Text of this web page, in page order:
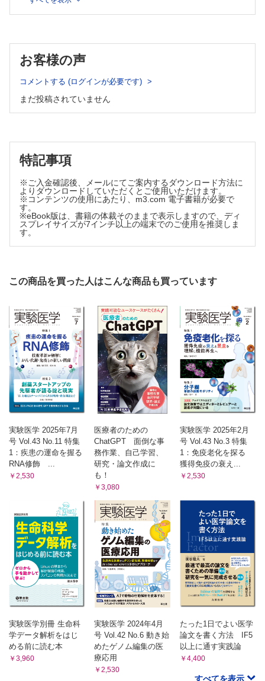
希少疾患の診断に総力戦で取り組む［藤原豊史，土肥栄祐］
ラボレポート―独立編―
MOOCsで世界中の大学にオンライン留学しよう！［辰本彩香，吉田希
生］
バイオでパズる！
腸内細菌とがん免疫応答―がん免疫療法の有効性を高める一つ
の鍵
News & Hot Paper Digest
変幻自在！量体数を変えて異なる機能を生み出すイオンチャ
ネル［入江克雅］
腫瘍組織内好中球の免疫代謝リワイヤリングとがん免疫［神
﨑 展］
カレントトピックス
ウイルス防御機構を利用したがんの進化と薬剤耐性化［磯崎
タンパク質の複合体形成を監視する新たな品質管理経路の発
見［八木田悠一，Ramanujan S. Hegde］
ピロリ菌感染が引き起こす胃上皮幹細胞ニッチにおける平面
内細胞極性の脱制御［金光昌史］
［熊坂夏彦］
百合，片桐康博］
アカデミアの限界を超えて創薬・診断法開発に挑む！［渡
辺 亮］
実践ImageJ 型で学ぶ生物画像解析
型の実践❶ 核膜に移行するタンパク質の動態を測定する
③［三浦耕太］
最終回 サイレントエラーをなくす実験のコツ
人間関係の大切さ［板倉英祐］
Conference & Workshop “参加しました”
希少疾患の診断に総力戦で取り組む［藤原豊史，土肥栄祐］
オクラホマで研究室を立ち上げる―Department of Cell
Biology, University of Oklahoma Health Sciences
Center［蟹江共春］
Opinion-研究の現場から
MOOCsで世界中の大学にオンライン留学しよう！［辰本彩
バイオでパズる！
キーボードを復元せよ［山田力志］
お客様の声
コメントする (ログインが必要です)
まだ投稿されていません
特記事項
※ご入金確認後、メールにてご案内するダウンロード方法に
よりダウンロードしていただくとご使用いただけます。
※コンテンツの使用にあたり、m3.com 電子書籍が必要で
す。
※eBook版は、書籍の体裁そのままで表示しますので、ディ
スプレイサイズが7インチ以上の端末でのご使用を推奨しま
す。
この商品を買った人はこんな商品も買っています
実験医学 2025年7月
号 Vol.43 No.11 特集
1：疾患の運命を握る
RNA修飾 ...
￥2,530
医療者のための
ChatGPT 面倒な事
務作業、自己学習、
研究・論文作成に
も！
￥3,080
実験医学 2025年2月
号 Vol.43 No.3 特集
1：免疫老化を探る
獲得免疫の衰え...
￥2,530
実験医学別冊 生命科
学データ解析をはじ
める前に読む本
￥3,960
実験医学 2024年4月
号 Vol.42 No.6 動き始
めたゲノム編集の医
療応用
￥2,530
たった1日でよい医学
論文を書く方法 IF5
以上に通す実践論
￥4,400
すべてを表示